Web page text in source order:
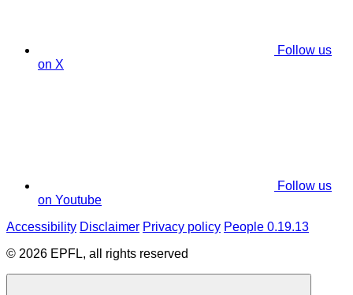
Follow us
on X
Follow us
on Youtube
Accessibility Disclaimer Privacy policy People 0.19.13
© 2026 EPFL, all rights reserved